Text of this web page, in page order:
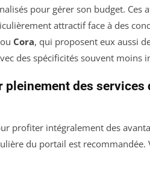
pour gérer son budget. Ces
attractif face à des
ou Cora, qui proposent eux aussi
des spécificités souvent moins
des services
profiter intégralement des
du portail est recommandée.